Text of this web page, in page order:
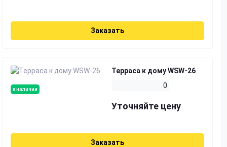
Заказать
в наличии
Терраса к дому WSW-26
0
Уточняйте цену
Заказать